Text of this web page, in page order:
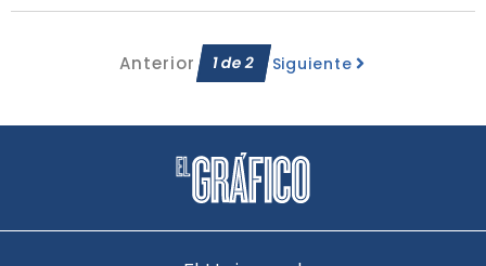
Anterior 1de2 Siguiente